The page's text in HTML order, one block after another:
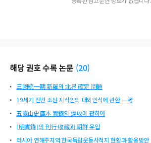
해당 권호 수록 논문 (20)
三國統一期 新羅의 北界 確定 問題
19세기 전반 조선 지식인의 대외인식에 관한 一考
五臺山史庫本 實錄의 還收에 관하여
⌈明實錄⌋의 刊行·收藏과 朝鮮 유입
러시아 연해주지역 한국독립운동사적지 현황과 활용방안